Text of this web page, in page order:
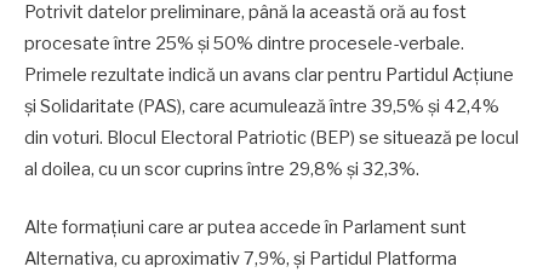
Potrivit datelor preliminare, până la această oră au fost
procesate între 25% și 50% dintre procesele-verbale.
Primele rezultate indică un avans clar pentru Partidul Acțiune
și Solidaritate (PAS), care acumulează între 39,5% și 42,4%
din voturi. Blocul Electoral Patriotic (BEP) se situează pe locul
al doilea, cu un scor cuprins între 29,8% și 32,3%.
Alte formațiuni care ar putea accede în Parlament sunt
Alternativa, cu aproximativ 7,9%, și Partidul Platforma